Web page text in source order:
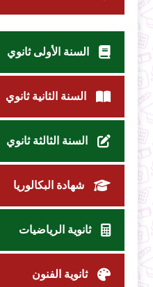
السنة الأولى ثانوي
السنة الثانية ثانوي
السنة الثالثة ثانوي
شهادة البكالوريا
ثانوية الرياضيات
ثانوية الفنون